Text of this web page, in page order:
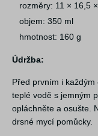
rozměry: 11 × 16,5
objem: 350 ml
hmotnost: 160 g
Údržba:
Před prvním i
teplé vodě s jemným
opláchněte a osušte.
drsné mycí pomůcky.